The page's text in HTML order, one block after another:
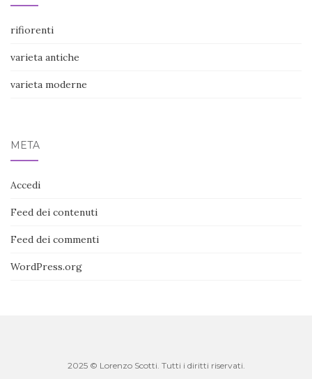
rifiorenti
varieta antiche
varieta moderne
META
Accedi
Feed dei contenuti
Feed dei commenti
WordPress.org
2025 © Lorenzo Scotti. Tutti i diritti riservati.